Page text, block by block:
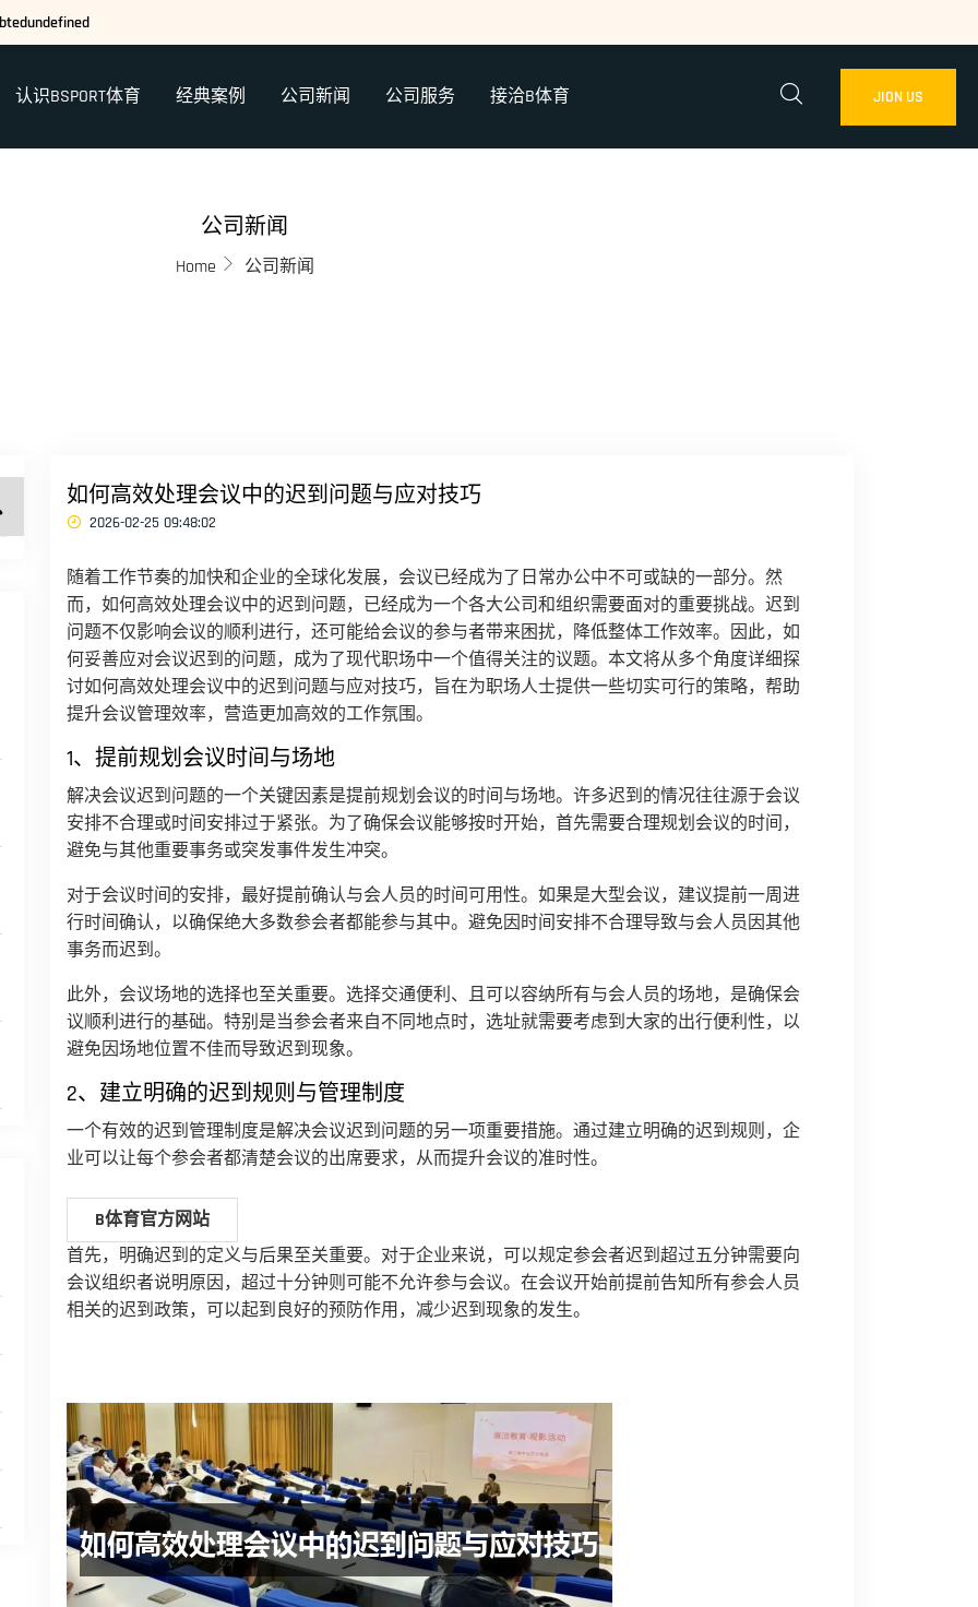
认识BSPORT体育 经典案例 公司新闻 公司服务 接洽B体育 JION US
公司新闻
Home 公司新闻
如何高效处理会议中的迟到问题与应对技巧
2026-02-25 09:48:02
随着工作节奏的加快和企业的全球化发展，会议已经成为了日常办公中不可或缺的一部分。然
而，如何高效处理会议中的迟到问题，已经成为一个各大公司和组织需要面对的重要挑战。迟到
问题不仅影响会议的顺利进行，还可能给会议的参与者带来困扰，降低整体工作效率。因此，如
何妥善应对会议迟到的问题，成为了现代职场中一个值得关注的议题。本文将从多个角度详细探
讨如何高效处理会议中的迟到问题与应对技巧，旨在为职场人士提供一些切实可行的策略，帮助
提升会议管理效率，营造更加高效的工作氛围。
1、提前规划会议时间与场地
解决会议迟到问题的一个关键因素是提前规划会议的时间与场地。许多迟到的情况往往源于会议
安排不合理或时间安排过于紧张。为了确保会议能够按时开始，首先需要合理规划会议的时间，
避免与其他重要事务或突发事件发生冲突。
对于会议时间的安排，最好提前确认与会人员的时间可用性。如果是大型会议，建议提前一周进
行时间确认，以确保绝大多数参会者都能参与其中。避免因时间安排不合理导致与会人员因其他
事务而迟到。
此外，会议场地的选择也至关重要。选择交通便利、且可以容纳所有与会人员的场地，是确保会
议顺利进行的基础。特别是当参会者来自不同地点时，选址就需要考虑到大家的出行便利性，以
避免因场地位置不佳而导致迟到现象。
2、建立明确的迟到规则与管理制度
一个有效的迟到管理制度是解决会议迟到问题的另一项重要措施。通过建立明确的迟到规则，企
业可以让每个参会者都清楚会议的出席要求，从而提升会议的准时性。
B体育官方网站
首先，明确迟到的定义与后果至关重要。对于企业来说，可以规定参会者迟到超过五分钟需要向
会议组织者说明原因，超过十分钟则可能不允许参与会议。在会议开始前提前告知所有参会人员
相关的迟到政策，可以起到良好的预防作用，减少迟到现象的发生。